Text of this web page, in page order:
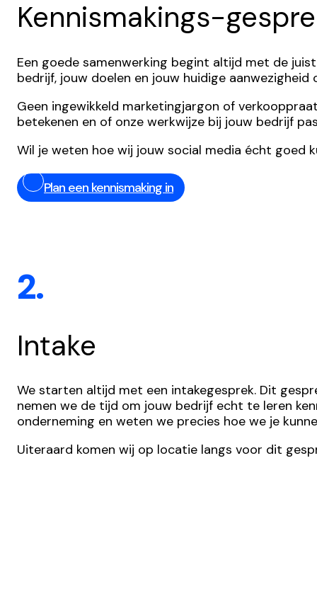
Kennismakings-
Een goede samenwerking begint altijd met de
bedrijf, jouw doelen en jouw huidige
Geen ingewikkeld marketingjargon of
betekenen en of onze werkwijze bij jouw bedrijf
Wil je weten hoe wij jouw social media écht goed
Plan een kennismaking in
2.
Intake
We starten altijd met een intakegesprek. Dit
nemen we de tijd om jouw bedrijf echt te leren
onderneming en weten we precies hoe we je
Uiteraard komen wij op locatie langs voor dit